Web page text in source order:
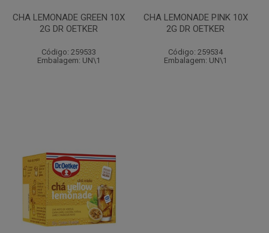
CHA LEMONADE GREEN 10X
2G DR OETKER
Código: 259533
Embalagem: UN\1
CHA LEMONADE PINK 10X
2G DR OETKER
Código: 259534
Embalagem: UN\1